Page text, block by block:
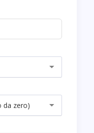
da zero)